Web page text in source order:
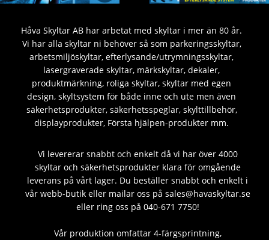
Håva Skyltar AB har arbetat med skyltar i mer än 80 år.
Vi har alla skyltar ni behöver så som parkeringsskyltar,
arbetsmiljöskyltar, efterlysande/utrymningsskyltar,
lasergraverade skyltar, märkskyltar, dekaler,
produktmärkning, roliga skyltar, skyltar med egen
design, skyltsystem för både inne och ute men även
säkerhetsprodukter, säkerhetsspeglar, skylttillbehör,
displayprodukter, Första hjälpen-produkter mm.
Vi levererar snabbt och enkelt då vi har över 4000
skyltar och säkerhetsprodukter klara för omgående
leverans på vårt lager. Du beställer snabbt och enkelt i
vår webb-butik eller mailar oss på sales@havaskyltar.se
eller ring oss på 040-671 7750!
Vår produktion omfattar 4-färgsprintning,